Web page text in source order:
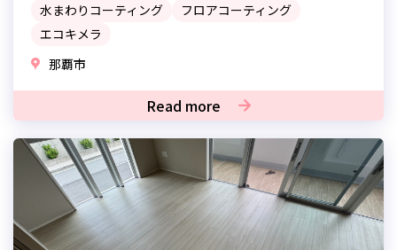
水まわりコーティング
フロアコーティング
エコキメラ
那覇市
Read more